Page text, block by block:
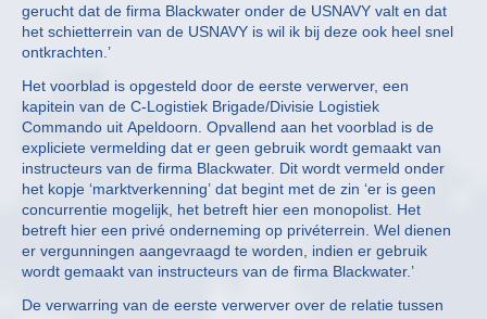
gerucht dat de firma Blackwater onder de USNAVY valt en dat
het schietterrein van de USNAVY is wil ik bij deze ook heel snel
ontkrachten.’
Het voorblad is opgesteld door de eerste verwerver, een
kapitein van de C-Logistiek Brigade/Divisie Logistiek
Commando uit Apeldoorn. Opvallend aan het voorblad is de
expliciete vermelding dat er geen gebruik wordt gemaakt van
instructeurs van de firma Blackwater. Dit wordt vermeld onder
het kopje ‘marktverkenning’ dat begint met de zin ‘er is geen
concurrentie mogelijk, het betreft hier een monopolist. Het
betreft hier een privé onderneming op privéterrein. Wel dienen
er vergunningen aangevraagd te worden, indien er gebruik
wordt gemaakt van instructeurs van de firma Blackwater.’
De verwarring van de eerste verwerver over de relatie tussen